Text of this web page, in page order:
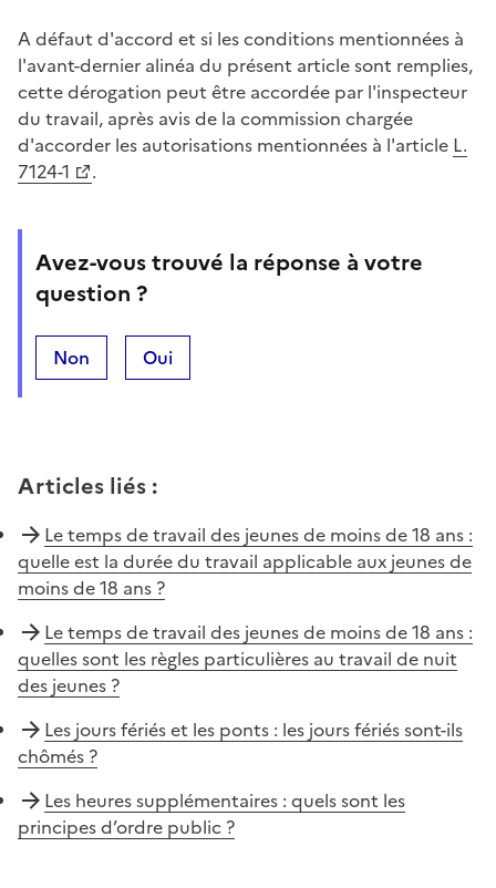
A défaut d'accord et si les conditions mentionnées à
l'avant-dernier alinéa du présent article sont remplies,
cette dérogation peut être accordée par l'inspecteur
du travail, après avis de la commission chargée
d'accorder les autorisations mentionnées à l'article L.
7124-1
.
Avez-vous trouvé la réponse à votre
question ?
Non Oui
Articles liés :
Le temps de travail des jeunes de moins de 18 ans :
quelle est la durée du travail applicable aux jeunes de
moins de 18 ans ?
Le temps de travail des jeunes de moins de 18 ans :
quelles sont les règles particulières au travail de nuit
des jeunes ?
Les jours fériés et les ponts : les jours fériés sont-ils
chômés ?
Les heures supplémentaires : quels sont les
principes d’ordre public ?